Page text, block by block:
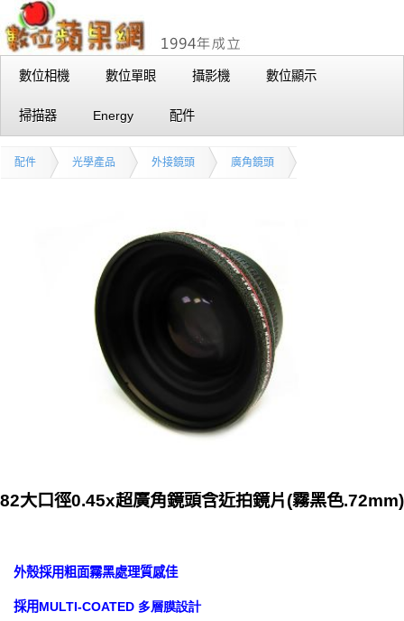
數位相機 數位單眼 攝影機 數位顯示
掃描器 Energy 配件
配件 光學產品 外接鏡頭 廣角鏡頭
82大口徑0.45x超廣角鏡頭含近拍鏡片(霧黑色.72mm)
外殼採用粗面霧黑處理質感佳
採用MULTI-COATED 多層膜設計